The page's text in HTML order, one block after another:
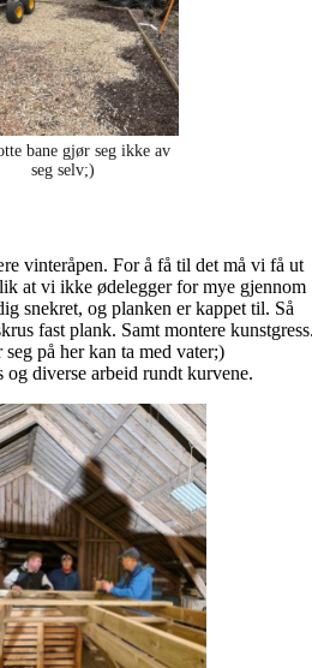
bane gjør seg ikke av
seg selv;)
vinteråpen. For å få til det må vi få ut
at vi ikke ødelegger for mye gjennom
snekret, og planken er kappet til. Så
fast plank. Samt montere
på her kan ta med vater;)
diverse arbeid rundt kurvene.